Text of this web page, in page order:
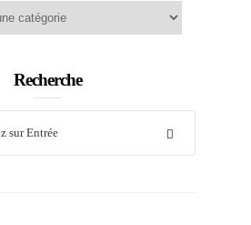
Recherche